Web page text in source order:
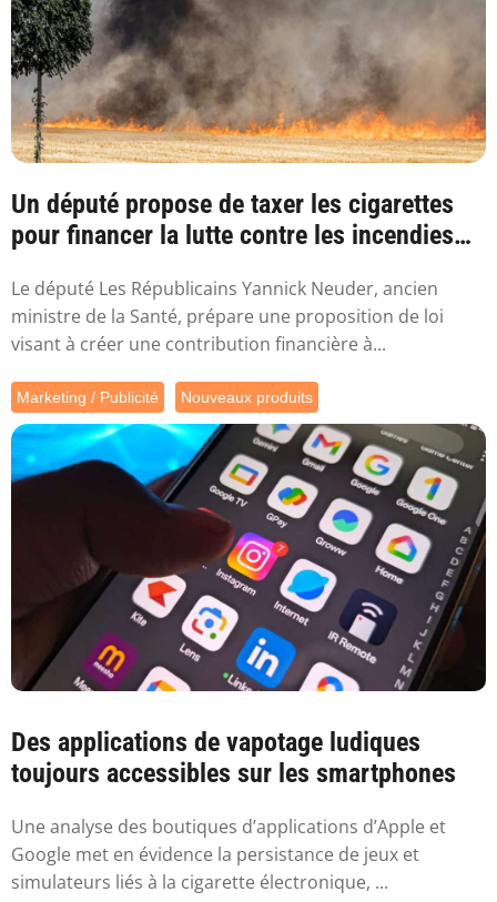
Un député propose de taxer les cigarettes
pour financer la lutte contre les incendies
Le député Les Républicains Yannick Neuder, ancien
ministre de la Santé, prépare une proposition de loi
visant à créer une contribution financière à...
Marketing / Publicité Nouveaux produits
Des applications de vapotage ludiques
toujours accessibles sur les smartphones
Une analyse des boutiques d’applications d’Apple et
Google met en évidence la persistance de jeux et
simulateurs liés à la cigarette électronique, ...